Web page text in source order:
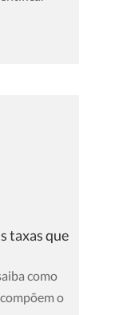
taxas que
como
o